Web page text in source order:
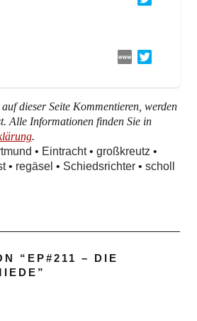
dieser Seite Kommentieren, werden
Alle Informationen finden Sie in
.
• Eintracht• großkreutz •
• regäsel • Schiedsrichter• scholl
“ EP#211 – DIE
”